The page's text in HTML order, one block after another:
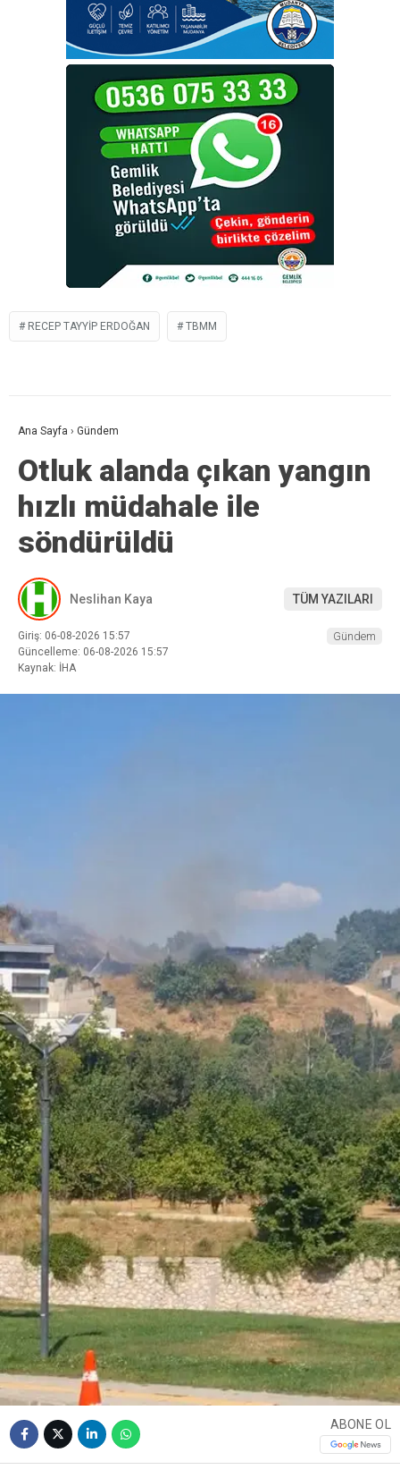
RECEP TAYYIP ERDOĞAN TBMM
Ana Sayfa › Gündem
Otluk alanda çıkan yangın
hızlı müdahale ile
söndürüldü
Neslihan Kaya TÜM YAZILARI
Giriş: 06-08-2026 15:57
Güncelleme: 06-08-2026 15:57
Kaynak: İHA
Gündem
ABONE OL